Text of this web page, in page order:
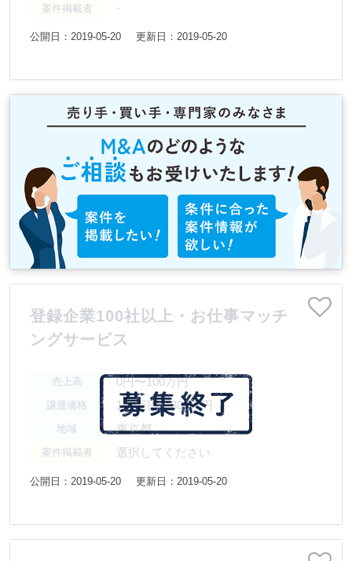
案件掲載者 -
公開日：2019-05-20 更新日：2019-05-20
登録企業100社以上・お仕事マッチ
ングサービス
売上高 0円〜100万円
譲渡価格 100万円〜300万円
地域 東京都
案件掲載者 選択してください
公開日：2019-05-20 更新日：2019-05-20